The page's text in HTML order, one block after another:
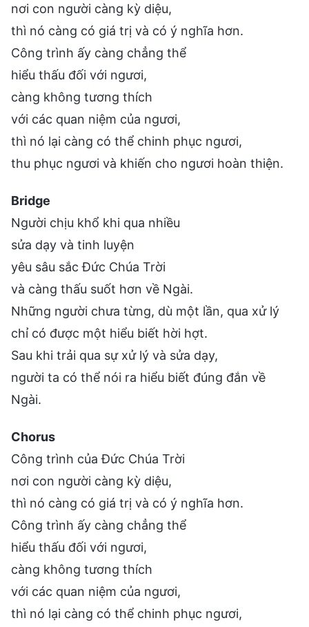
nơi con người càng kỳ diệu,
thì nó càng có giá trị và có ý nghĩa hơn.
Công trình ấy càng chẳng thể
hiểu thấu đối với ngươi,
càng không tương thích
với các quan niệm của ngươi,
thì nó lại càng có thể chinh phục ngươi,
thu phục ngươi và khiến cho ngươi hoàn thiện.
Bridge
Người chịu khổ khi qua nhiều
sửa dạy và tinh luyện
yêu sâu sắc Đức Chúa Trời
và càng thấu suốt hơn về Ngài.
Những người chưa từng, dù một lần, qua xử lý
chỉ có được một hiểu biết hời hợt.
Sau khi trải qua sự xử lý và sửa dạy,
người ta có thể nói ra hiểu biết đúng đắn về
Ngài.
Chorus
Công trình của Đức Chúa Trời
nơi con người càng kỳ diệu,
thì nó càng có giá trị và có ý nghĩa hơn.
Công trình ấy càng chẳng thể
hiểu thấu đối với ngươi,
càng không tương thích
với các quan niệm của ngươi,
thì nó lại càng có thể chinh phục ngươi,